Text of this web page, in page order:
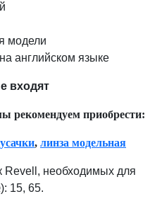
модели
английском языке
входят
рекомендуем приобрести:
, линза модельная
Revell, необходимых для
15, 65.